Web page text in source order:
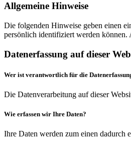
Allgemeine Hinweise
Die folgenden Hinweise geben einen
persönlich identifiziert werden können.
Datenerfassung auf dieser
Wer ist verantwortlich für die
Die Datenverarbeitung auf dieser
Wie erfassen wir Ihre Daten?
Ihre Daten werden zum einen dadurch